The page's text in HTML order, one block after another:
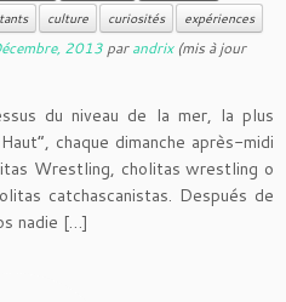
culture curiosités
expériences
2013 parandrix(mis à jour
du niveau de la mer, la plus
chaque dimanche après-midi
Wrestling, cholitas wrestling o
catchascanistas. Después de
nadie […]